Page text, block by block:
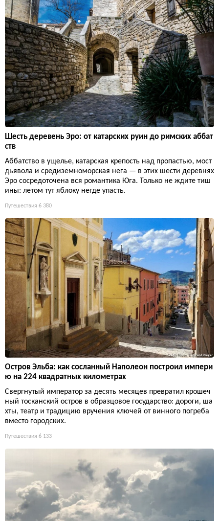
Шесть деревень Эро: от катарских руин до римских аббат
ств
Аббатство в ущелье, катарская крепость над пропастью, мост
дьявола и средиземноморская нега — в этих шести деревнях
Эро сосредоточена вся романтика Юга. Только не ждите тиш
ины: летом тут яблоку негде упасть.
Путешествия 6 380
Остров Эльба: как сосланный Наполеон построил импери
ю на 224 квадратных километрах
Свергнутый император за десять месяцев превратил крошеч
ный тосканский остров в образцовое государство: дороги, ша
хты, театр и традицию вручения ключей от винного погреба
вместо городских.
Путешествия 6 133